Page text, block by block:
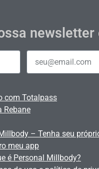
com Totalpass
Rebane
– Tenha seu
meu app
é Personal Millbody?